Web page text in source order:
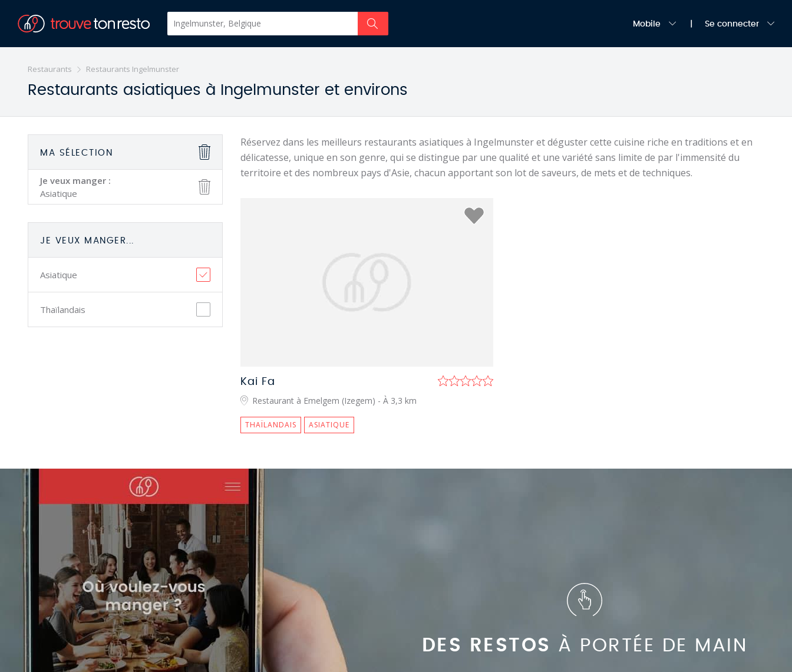
Mobile Se connecter
Restaurants Restaurants Ingelmunster
Restaurants asiatiques à Ingelmunster et environs
MA SÉLECTION
Je veux manger :
Asiatique
JE VEUX MANGER...
Asiatique
Thaïlandais
Réservez dans les meilleurs restaurants asiatiques à Ingelmunster et déguster cette cuisine riche en traditions et en
délicatesse, unique en son genre, qui se distingue par une qualité et une variété sans limite de par l'immensité du
territoire et des nombreux pays d'Asie, chacun apportant son lot de saveurs, de mets et de techniques.
Kai Fa
Restaurant à Emelgem (Izegem) - À 3,3 km
THAÏLANDAIS ASIATIQUE
DES RESTOS À PORTÉE DE MAIN